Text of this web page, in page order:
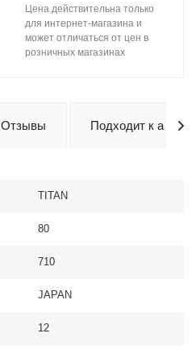
Цена действительна только
для интернет-магазина и
может отличаться от цен в
розничных магазинах
Отзывы Подходит к авто
TITAN
80
710
JAPAN
12